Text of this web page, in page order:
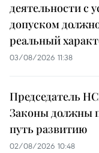
деятельности с
допуском
реальный
03/08/2026 11:38
Председатель
Законы должны
путь развитию
02/08/2026 10:48